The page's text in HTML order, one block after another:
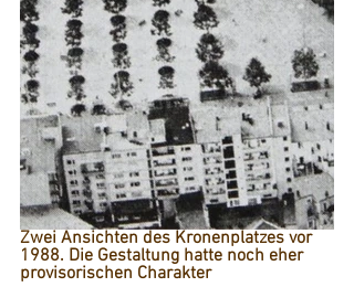
Zwei Ansichten des Kronenplatzes vor
1988. Die Gestaltung hatte noch eher
provisorischen Charakter